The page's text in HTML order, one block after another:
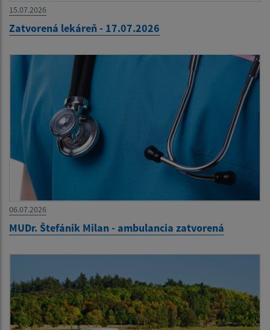
15.07.2026
Zatvorená lekáreň - 17.07.2026
06.07.2026
MUDr. Štefánik Milan - ambulancia zatvorená